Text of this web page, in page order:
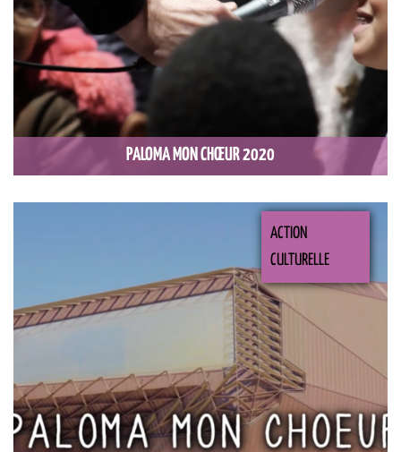
PALOMA MON CHŒUR 2020
ACTION
CULTURELLE